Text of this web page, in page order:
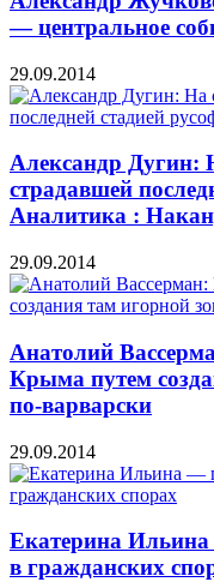
— центральное
29.09.2014
Александр Дугин:
страдавшей
Аналитика :
29.09.2014
Анатолий
Крыма путем
по-варварски
29.09.2014
Екатерина
в гражданских